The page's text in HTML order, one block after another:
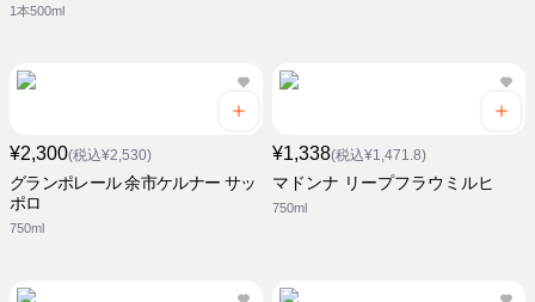
1本500ml
¥2,300(税込¥2,530)
グランポレール 余市ケルナー サッ
ポロ
750ml
¥1,338(税込¥1,471.8)
マドンナ リープフラウミルヒ
750ml